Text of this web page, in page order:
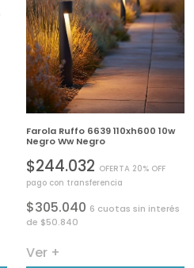
Farola Ruffo 6639 110xh600 10w
Negro Ww Negro
$244.032 OFERTA 20% OFF
pago con transferencia
$305.040 6 cuotas sin interés
de $50.840
Ver +